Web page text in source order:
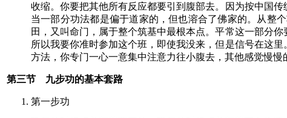
收缩。你要把其他所有反应都要引到腹部去。因为按中国
当一部分功法都是偏于道家的，但也溶合了佛家的。从整
田，又叫命门，属于整个筑基中最根本点。平常这一部分
所以我要你准时参加这个班，即使我没来，但是信号在这
方法，你专门一心一意集中注意力往小腹去，其他感觉慢
第三节 九步功的基本套路
第一步功